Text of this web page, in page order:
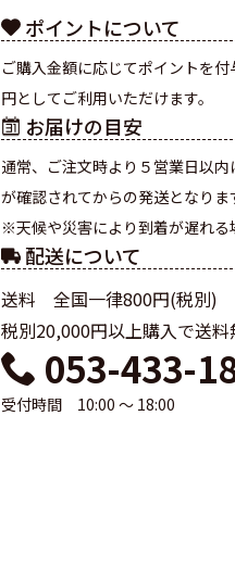
ポイントについて
ご購入金額に応じてポイントを
円としてご利用いただけます。
お届けの目安
通常、ご注文時より５営業日以
が確認されてからの発送となりま
※天候や災害により到着が遅れる
配送について
送料 全国一律800円(税別)
税別20,000円以上購入で送料
053-433-
受付時間 10:00 ～ 18:00